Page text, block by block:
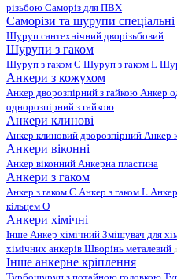
різьбою Саморіз для ПВХ
Саморізи та шурупи спеціальні
Шуруп сантехнічний дворізьбовий
Шурупи з гаком
Шуруп з гаком C Шуруп з гаком L
Анкери з кожухом
Анкер дворозпірний з гайкою Анкер
однорозпірний з гайкою
Анкери клинові
Анкер клиновий дворозпірний Анкер
Анкери віконні
Анкер віконний Анкерна пластина
Анкери з гаком
Анкер з гаком C Анкер з гаком L
кільцем O
Анкери хімічні
Інше Анкер хімічний Змішувач для
хімічних анкерів Шворінь металевий
Інше анкерне кріплення